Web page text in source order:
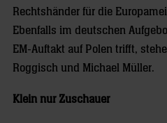
Rechtshänder für die
Ebenfalls im deutschen
EM-Auftakt auf Polen trifft,
Roggisch und Michael Müller.
Klein nur Zuschauer